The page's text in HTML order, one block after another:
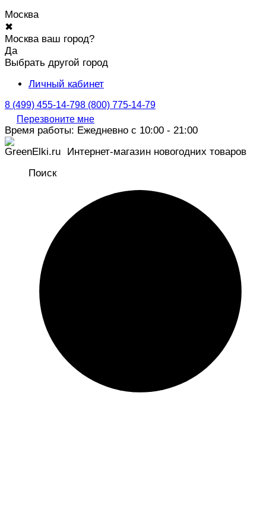
Москва
✖
Москва ваш город?
Да
Выбрать другой город
Личный кабинет
8 (499) 455-14-798 (800) 775-14-79
Перезвоните мне
Время работы: Ежедневно с 10:00 - 21:00
Интернет-магазин новогодних товаров
Поиск